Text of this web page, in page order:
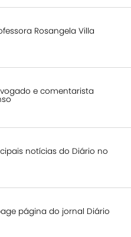
Rosangela Villa
e comentarista
notícias do Diário no
página do jornal Diário